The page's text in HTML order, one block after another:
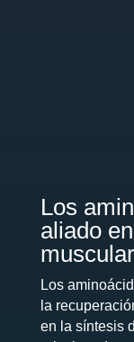
Los
aliado
muscular
Los
la
en la síntesis